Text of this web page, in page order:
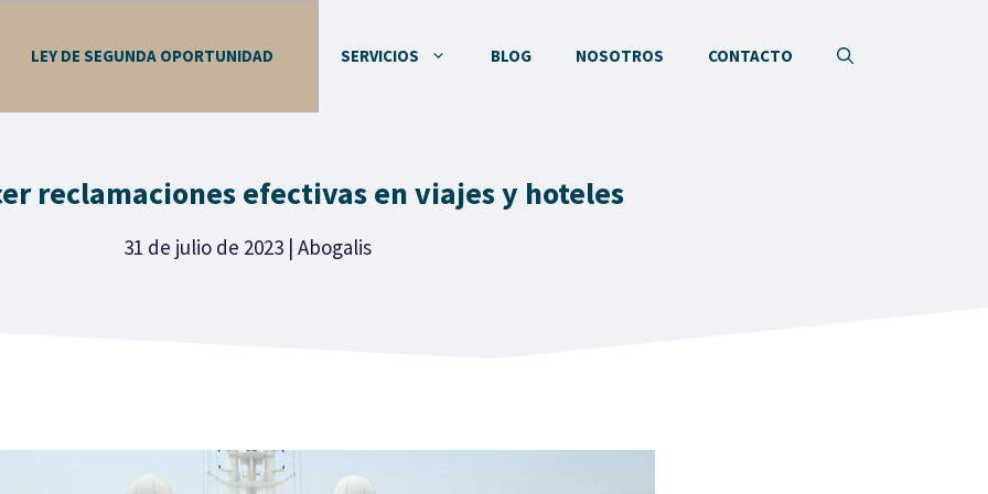
LEY DE SEGUNDA OPORTUNIDAD SERVICIOS BLOG NOSOTROS CONTACTO
reclamaciones efectivas en viajes y hoteles
31 de julio de 2023| Abogalis